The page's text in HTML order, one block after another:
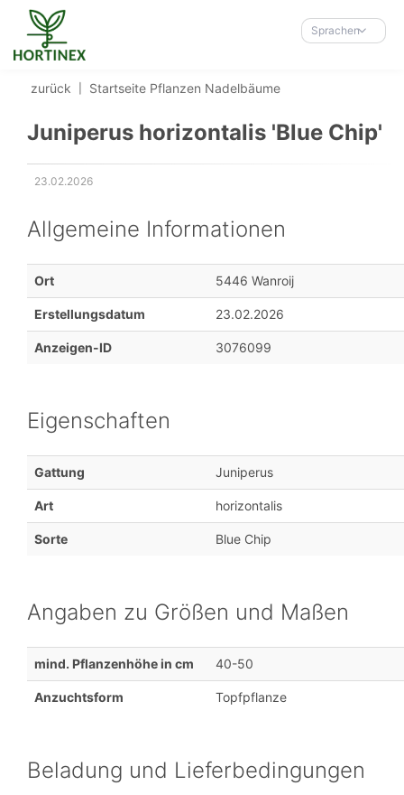
Accessibility-
Modus
aktivieren
Navigation
Inhalt
Sprachen
zurück Startseite Pflanzen Nadelbäume
Juniperus horizontalis 'Blue Chip'
23.02.2026
Allgemeine Informationen
Ort 5446 Wanroij
Erstellungsdatum 23.02.2026
Anzeigen-ID 3076099
Eigenschaften
Gattung Juniperus
Art horizontalis
Sorte Blue Chip
Angaben zu Größen und Maßen
mind. Pflanzenhöhe in cm 40-50
Anzuchtsform Topfpflanze
Beladung und Lieferbedingungen